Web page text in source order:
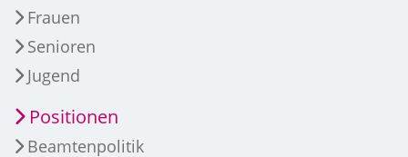
Frauen
Senioren
Jugend
Positionen
Beamtenpolitik